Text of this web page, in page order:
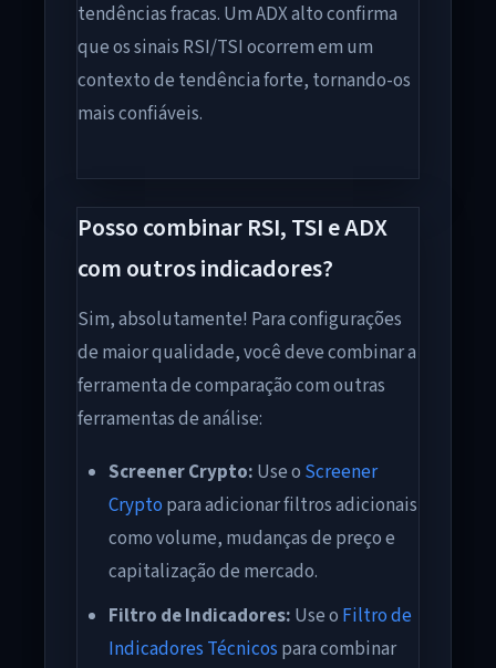
tendências fracas. Um ADX alto confirma
que os sinais RSI/TSI ocorrem em um
contexto de tendência forte, tornando-os
mais confiáveis.
Posso combinar RSI, TSI e ADX
com outros indicadores?
Sim, absolutamente! Para configurações
de maior qualidade, você deve combinar a
ferramenta de comparação com outras
ferramentas de análise:
Screener Crypto: Use o Screener
Crypto para adicionar filtros adicionais
como volume, mudanças de preço e
capitalização de mercado.
Filtro de Indicadores: Use o Filtro de
Indicadores Técnicos para combinar